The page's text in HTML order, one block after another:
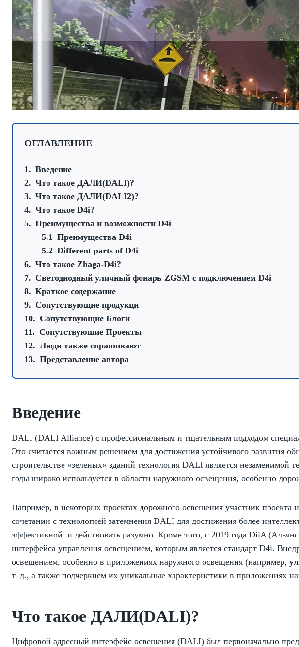
ОГЛАВЛЕНИЕ
Введение
Что такое ДАЛИ(DALI)?
Что такое ДАЛИ(DALI2)?
Что такое D4i?
Преимущества и возможности D4i
Преимущества D4i
Different parts of D4i
Что такое Zhaga-D4i?
Светодиодный уличный фонарь ZGSM с подключением D4i
Краткое содержание
Сопутствующие продукци
Сопутствующие Блоги
Сопутствующие Проекты
Люди также спрашивают
Представление автора
Введение
DALI (DALI Alliance) с профессиональным и тщательным подходом
Это считается важным решением для достижения устойчивого развития
строительстве «зеленых» зданий технология DALI является
годы широко используется в области наружного освещения, особенно
Например, в некоторых проектах дорожного освещения участник проекта
сочетании с технологией затемнения DALI для достижения более
эффективной. и действовать разумно. Кроме того, с 2019 года DiiA
интерфейса управления освещением, которым является стандарт D4i.
освещением, особенно в приложениях наружного освещения (например,
т. д., а также подчеркнем их уникальные характеристики в приложениях
Что такое ДАЛИ(DALI)?
Цифровой адресный интерфейс освещения (DALI) был первоначально